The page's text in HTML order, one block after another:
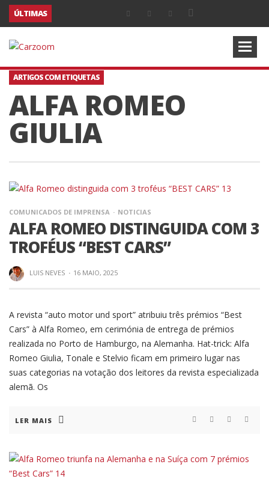
ÚLTIMAS
ARTIGOS COM ETIQUETAS
ALFA ROMEO
GIULIA
COMUNICADOS DE IMPRENSA NOTICIAS
ALFA ROMEO DISTINGUIDA COM 3
TROFÉUS “BEST CARS”
LUIS NEVES · 16 MAIO, 2025
A revista “auto motor und sport” atribuiu três prémios “Best
Cars” à Alfa Romeo, em cerimónia de entrega de prémios
realizada no Porto de Hamburgo, na Alemanha. Hat-trick: Alfa
Romeo Giulia, Tonale e Stelvio ficam em primeiro lugar nas
suas categorias na votação dos leitores da revista especializada
alemã. Os
LER MAIS